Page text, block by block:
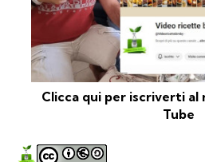
Clicca qui per iscriverti al
Tube